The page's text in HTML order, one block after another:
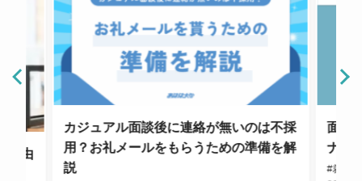
理由
カジュアル面談後に連絡が無いのは不採
用？お礼メールをもらうための準備を解
説
面接
ナー
#就活